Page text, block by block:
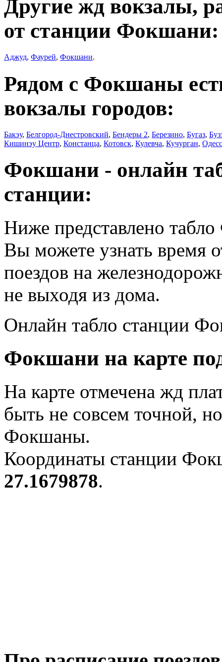
Другие жд вокзалы,
от станции Фокшани:
Аджуд, Фаурей, Фокшани.
Рядом с Фокшаны
вокзалы городов:
Бакэу, Белгород-Днестровский, Бендеры 2, Березино, Бугаз,
Кишинэу Центр, Констанца, Котовск, Кулевча, Кучурган,
Фокшани - онлайн
станции:
Ниже представлено
Вы можете узнать время
поездов на
не выходя из дома.
Онлайн табло станции
Фокшани на карте
На карте отмечена жд
быть не совсем точной,
Фокшаны.
Координаты станции
27.1679878.